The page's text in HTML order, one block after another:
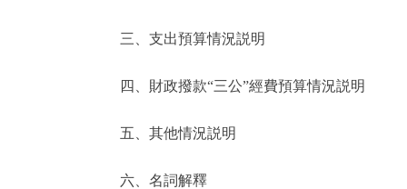
便民服務
仲介服務
三、支出預算情況説明
四、財政撥款“三公”經費預算情況説明
五、其他情況説明
六、名詞解釋